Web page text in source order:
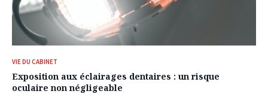
VIE DU CABINET
Exposition aux éclairages dentaires : un risque
oculaire non négligeable